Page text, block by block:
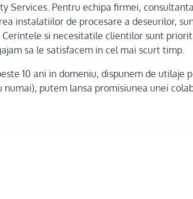
Services. Pentru echipa firmei,
instalatiilor de procesare a deseurilor,
Cerintele si necesitatile clientilor sunt
sa le satisfacem in cel mai scurt timp.
10 ani in domeniu, dispunem de utilaje
numai), putem lansa promisiunea unei